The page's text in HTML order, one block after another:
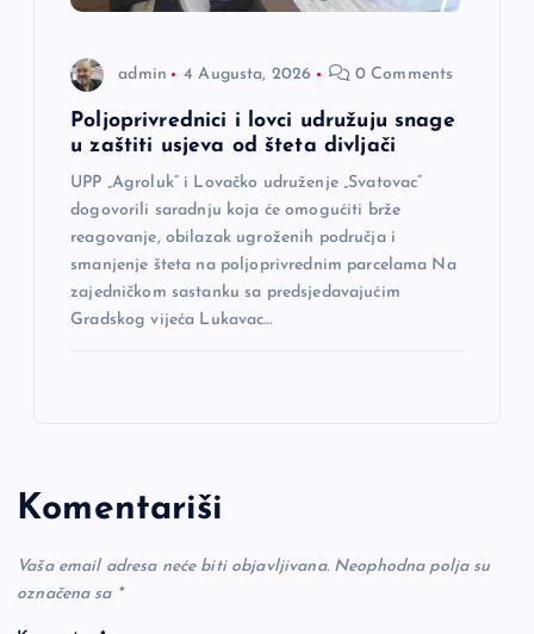
admin 4 Augusta, 2026 0 Comments
Poljoprivrednici i lovci udružuju snage
u zaštiti usjeva od šteta divljači
UPP „Agroluk“ i Lovačko udruženje „Svatovac“
dogovorili saradnju koja će omogućiti brže
reagovanje, obilazak ugroženih područja i
smanjenje šteta na poljoprivrednim parcelama Na
zajedničkom sastanku sa predsjedavajućim
Gradskog vijeća Lukavac…
Komentariši
Vaša email adresa neće biti objavljivana. Neophodna polja su
označena sa *